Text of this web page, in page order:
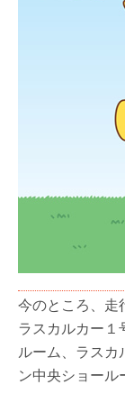
今のところ、走
ラスカルカー１
ルーム、ラスカ
ン中央ショール